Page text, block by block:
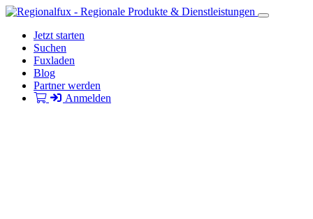
Jetzt starten
Suchen
Fuxladen
Blog
Partner werden
Anmelden